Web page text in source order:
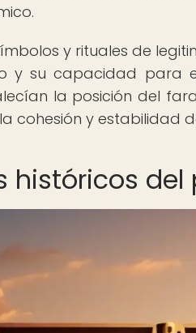
y rituales de
y su capacidad para
la posición del
cohesión y estabilidad
históricos